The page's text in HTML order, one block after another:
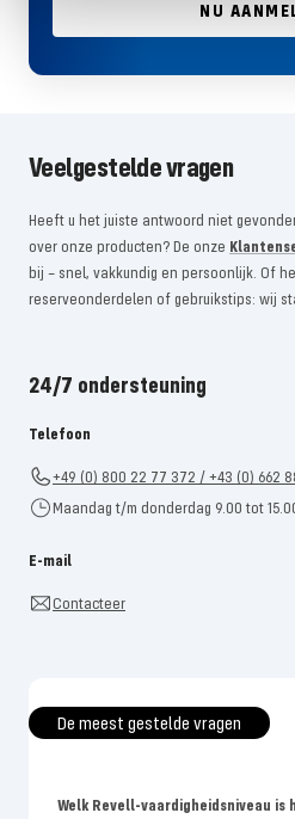
NU
Veelgestelde vragen
Heeft u het juiste antwoord niet
over onze producten? De onze
bij – snel, vakkundig en persoonlijk. Of
reserveonderdelen of gebruikstips: wij
24/7 ondersteuning
Telefoon
+49 (0) 800 22 77 372 / +43 (0) 662
Maandag t/m donderdag 9.00 tot
E-mail
Contacteer
De meest gestelde vragen
Welk Revell-vaardigheidsniveau is